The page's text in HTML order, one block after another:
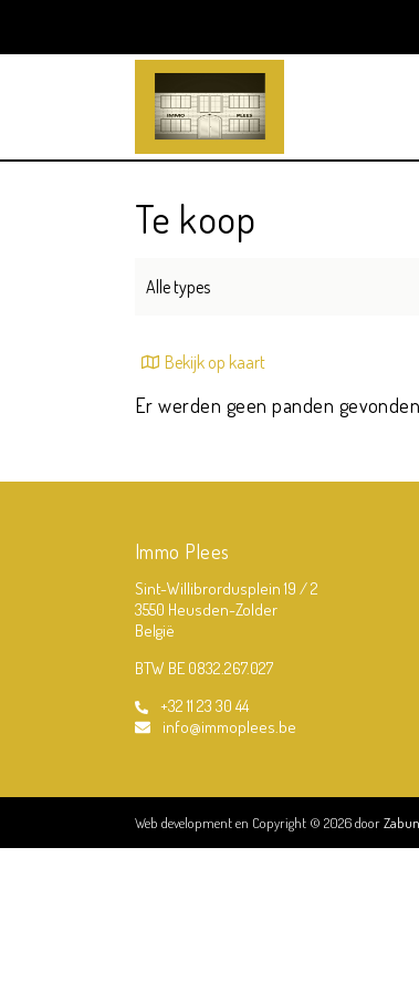
Te koop
Alle types
Bekijk op kaart
Er werden geen panden
Immo Plees
Sint-Willibrordusplein 19 / 2
3550 Heusden-Zolder
België
BTW BE 0832.267.027
+32 11 23 30 44
info@immoplees.be
Web development en Copyright © 2026 doorZabun